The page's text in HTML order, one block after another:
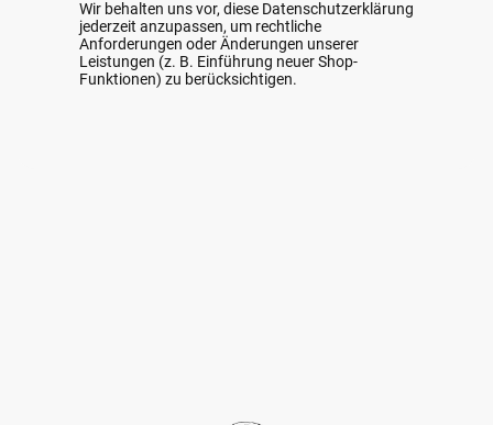
Wir behalten uns vor, diese Datenschutzerklärung
jederzeit anzupassen, um rechtliche
Anforderungen oder Änderungen unserer
Leistungen (z. B. Einführung neuer Shop-
Funktionen) zu berücksichtigen.